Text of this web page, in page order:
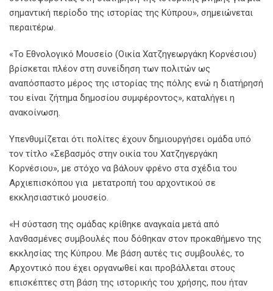
σημαντική περίοδο της ιστορίας της Κύπρου», σημειώνεται
περαιτέρω.
«Το Εθνολογικό Μουσείο (Οικία Χατζηγεωργάκη Κορνέσιου)
βρίσκεται πλέον στη συνείδηση των πολιτών ως
αναπόσπαστο μέρος της ιστορίας της πόλης ενώ η διατήρησή
του είναι ζήτημα δημοσίου συμφέροντος», καταλήγει η
ανακοίνωση.
Υπενθυμίζεται ότι πολίτες έχουν δημιουργήσει ομάδα υπό
τον τίτλο «Σεβασμός στην οικία του Χατζηγεργάκη
Κορνέσιου», με στόχο να βάλουν φρένο στα σχέδια του
Αρχιεπισκόπου για μετατροπή του αρχοντικού σε
εκκλησιαστικό μουσείο.
«Η σύσταση της ομάδας κρίθηκε αναγκαία μετά από
λανθασμένες συμβουλές που δόθηκαν στον προκαθήμενο της
εκκλησίας της Κύπρου. Με βάση αυτές τις συμβουλές, το
Αρχοντικό που έχει οργανωθεί και προβάλλεται στους
επισκέπτες στη βάση της ιστορικής του χρήσης, που ήταν